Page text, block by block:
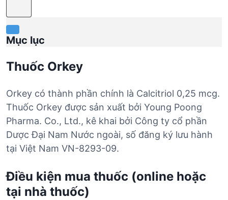
Mục lục
Thuốc Orkey
Orkey có thành phần chính là Calcitriol 0,25 mcg.
Thuốc Orkey được sản xuất bởi Young Poong
Pharma. Co., Ltd., kê khai bởi Công ty cổ phần
Dược Đại Nam Nước ngoài, số đăng ký lưu hành
tại Việt Nam VN-8293-09.
Điều kiện mua thuốc (online hoặc
tại nhà thuốc)